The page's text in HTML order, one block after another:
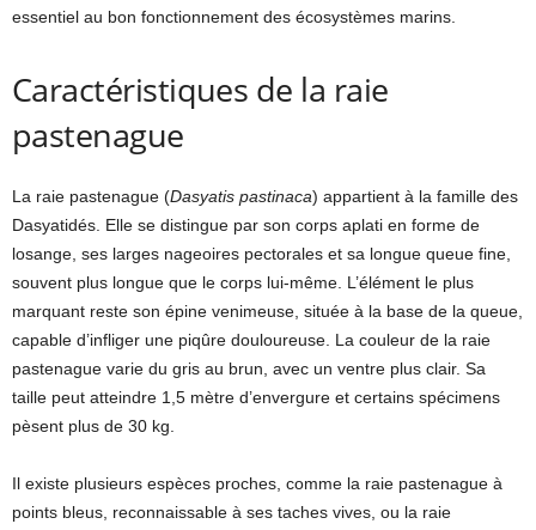
essentiel au bon fonctionnement des écosystèmes marins.
Caractéristiques de la raie
pastenague
La raie pastenague (Dasyatis pastinaca) appartient à la famille des
Dasyatidés. Elle se distingue par son corps aplati en forme de
losange, ses larges nageoires pectorales et sa longue queue fine,
souvent plus longue que le corps lui-même. L’élément le plus
marquant reste son épine venimeuse, située à la base de la queue,
capable d’infliger une piqûre douloureuse. La couleur de la raie
pastenague varie du gris au brun, avec un ventre plus clair. Sa
taille peut atteindre 1,5 mètre d’envergure et certains spécimens
pèsent plus de 30 kg.
Il existe plusieurs espèces proches, comme la raie pastenague à
points bleus, reconnaissable à ses taches vives, ou la raie